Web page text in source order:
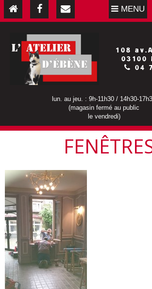
MENU
108
03100
04
lun. au jeu. : 9h-11h30 / 14h30-
(magasin fermé au public
le vendredi)